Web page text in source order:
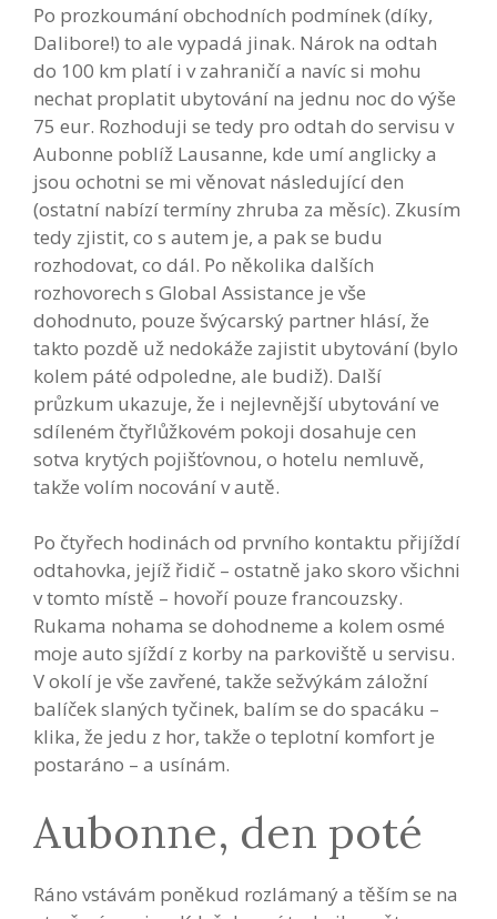
Po prozkoumání obchodních podmínek (díky,
Dalibore!) to ale vypadá jinak. Nárok na odtah
do 100 km platí i v zahraničí a navíc si mohu
nechat proplatit ubytování na jednu noc do výše
75 eur. Rozhoduji se tedy pro odtah do servisu v
Aubonne poblíž Lausanne, kde umí anglicky a
jsou ochotni se mi věnovat následující den
(ostatní nabízí termíny zhruba za měsíc). Zkusím
tedy zjistit, co s autem je, a pak se budu
rozhodovat, co dál. Po několika dalších
rozhovorech s Global Assistance je vše
dohodnuto, pouze švýcarský partner hlásí, že
takto pozdě už nedokáže zajistit ubytování (bylo
kolem páté odpoledne, ale budiž). Další
průzkum ukazuje, že i nejlevnější ubytování ve
sdíleném čtyřlůžkovém pokoji dosahuje cen
sotva krytých pojišťovnou, o hotelu nemluvě,
takže volím nocování v autě.
Po čtyřech hodinách od prvního kontaktu přijíždí
odtahovka, jejíž řidič – ostatně jako skoro všichni
v tomto místě – hovoří pouze francouzsky.
Rukama nohama se dohodneme a kolem osmé
moje auto sjíždí z korby na parkoviště u servisu.
V okolí je vše zavřené, takže sežvýkám záložní
balíček slaných tyčinek, balím se do spacáku –
klika, že jedu z hor, takže o teplotní komfort je
postaráno – a usínám.
Aubonne, den poté
Ráno vstávám poněkud rozlámaný a těším se na